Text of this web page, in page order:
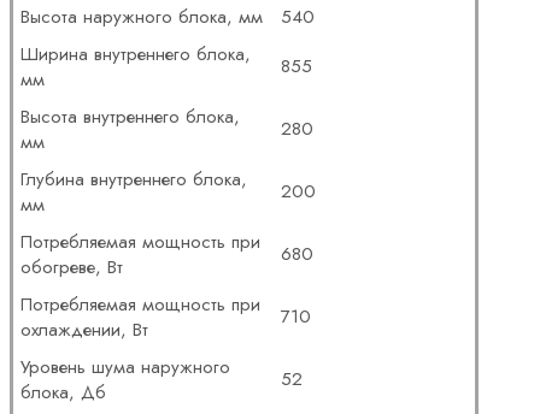
Высота наружного блока, мм
540
Ширина внутреннего блока,
мм
855
Высота внутреннего блока,
мм
280
Глубина внутреннего блока,
мм
200
Потребляемая мощность при
обогреве, Вт
680
Потребляемая мощность при
охлаждении, Вт
710
Уровень шума наружного
блока, Дб
52